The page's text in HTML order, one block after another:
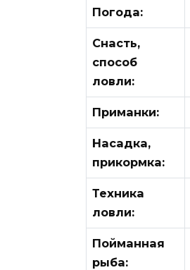
Погода:
Снасть,
способ
ловли:
Приманки:
Насадка,
прикормка:
Техника
ловли:
Пойманная
рыба: